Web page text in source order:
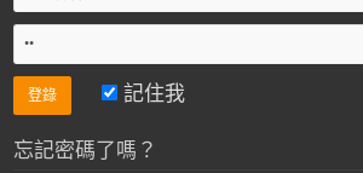
記住我
忘記密碼了嗎？